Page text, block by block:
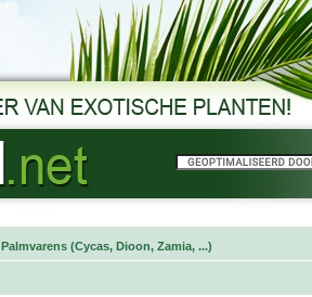
Palmvarens (Cycas, Dioon, Zamia, ...)